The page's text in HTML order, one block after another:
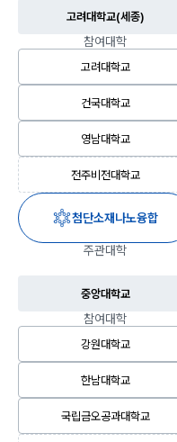
고려대학교(세종)
참여대학
고려대학교
건국대학교
영남대학교
전주비전대학교
첨단소재나노융합
주관대학
중앙대학교
참여대학
강원대학교
한남대학교
국립금오공과대학교